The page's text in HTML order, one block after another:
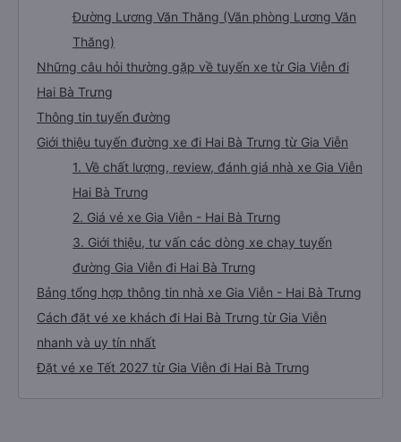
Đường Lương Văn Thăng (Văn phòng Lương Văn
Thăng)
Những câu hỏi thường gặp về tuyến xe từ Gia Viễn đi
Hai Bà Trưng
Thông tin tuyến đường
Giới thiệu tuyến đường xe đi Hai Bà Trưng từ Gia Viễn
1. Về chất lượng, review, đánh giá nhà xe Gia Viễn
Hai Bà Trưng
2. Giá vé xe Gia Viễn - Hai Bà Trưng
3. Giới thiệu, tư vấn các dòng xe chạy tuyến
đường Gia Viễn đi Hai Bà Trưng
Bảng tổng hợp thông tin nhà xe Gia Viễn - Hai Bà Trưng
Cách đặt vé xe khách đi Hai Bà Trưng từ Gia Viễn
nhanh và uy tín nhất
Đặt vé xe Tết 2027 từ Gia Viễn đi Hai Bà Trưng